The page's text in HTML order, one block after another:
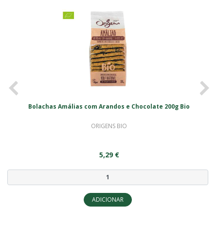
Bolachas Amálias com Arandos e Chocolate 200g Bio
ORIGENS BIO
5,29 €
ADICIONAR